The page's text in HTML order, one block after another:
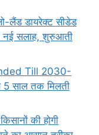
डायरेक्ट सीडेड
नई सलाह, शुरुआती
Till 2030-
5 साल तक मिलती
की होगी